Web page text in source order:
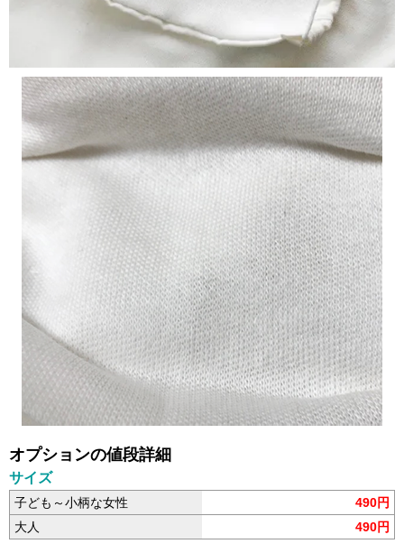
オプションの値段詳細
サイズ
子ども～小柄な女性
490円
大人
490円